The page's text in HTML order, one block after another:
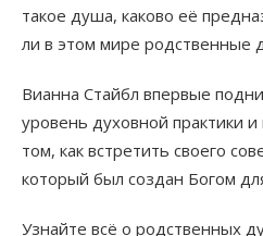
такое душа, каково её
ли в этом мире родственные
Вианна Стайбл впервые
уровень духовной практики и
том, как встретить своего
который был создан Богом
Узнайте всё о родственных